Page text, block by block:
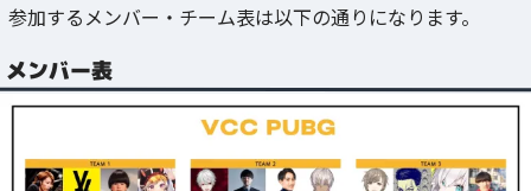
参加するメンバー・チーム表は以下の通りになります。
メンバー表